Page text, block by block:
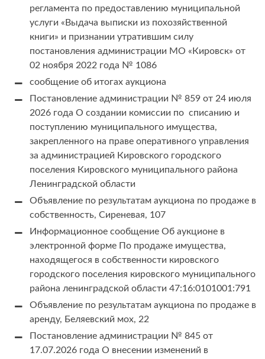
регламента по предоставлению муниципальной
услуги «Выдача выписки из похозяйственной
книги» и признании утратившим силу
постановления администрации МО «Кировск» от
02 ноября 2022 года № 1086
сообщение об итогах аукциона
Постановление администрации № 859 от 24 июля
2026 года О создании комиссии по списанию и
поступлению муниципального имущества,
закрепленного на праве оперативного управления
за администрацией Кировского городского
поселения Кировского муниципального района
Ленинградской области
Объявление по результатам аукциона по продаже в
собственность, Сиреневая, 107
Информационное сообщение Об аукционе в
электронной форме По продаже имущества,
находящегося в собственности кировского
городского поселения кировского муниципального
района ленинградской области 47:16:0101001:791
Объявление по результатам аукциона по продаже в
аренду, Беляевский мох, 22
Постановление администрации № 845 от
17.07.2026 года О внесении изменений в